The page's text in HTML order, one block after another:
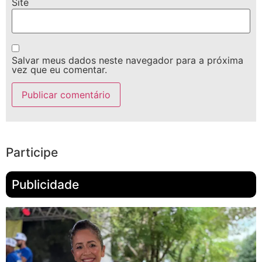
Site
Salvar meus dados neste navegador para a próxima
vez que eu comentar.
Participe
Publicidade